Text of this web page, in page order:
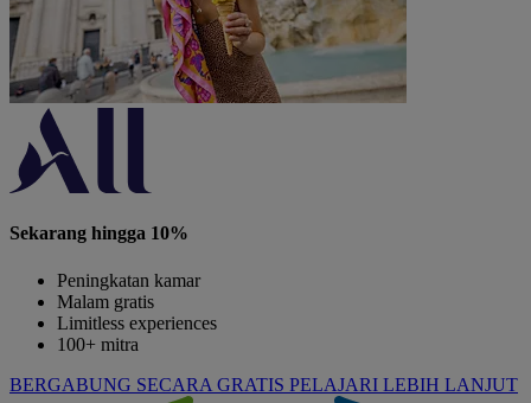
Sekarang hingga 10%
Peningkatan kamar
Malam gratis
Limitless experiences
100+ mitra
BERGABUNG SECARA GRATIS PELAJARI LEBIH LANJUT